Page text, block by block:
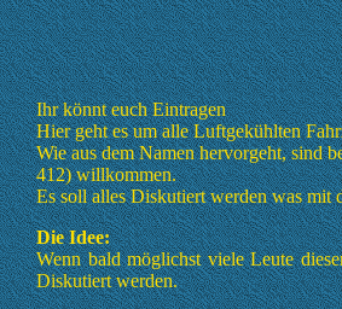
Ihr könnt euch Eintragen
Hier geht es um alle Luftgekühlten
Wie aus dem Namen hervorgeht, sind
412) willkommen.
Es soll alles Diskutiert werden was mit
Die Idee:
Wenn bald möglichst viele Leute
Diskutiert werden.